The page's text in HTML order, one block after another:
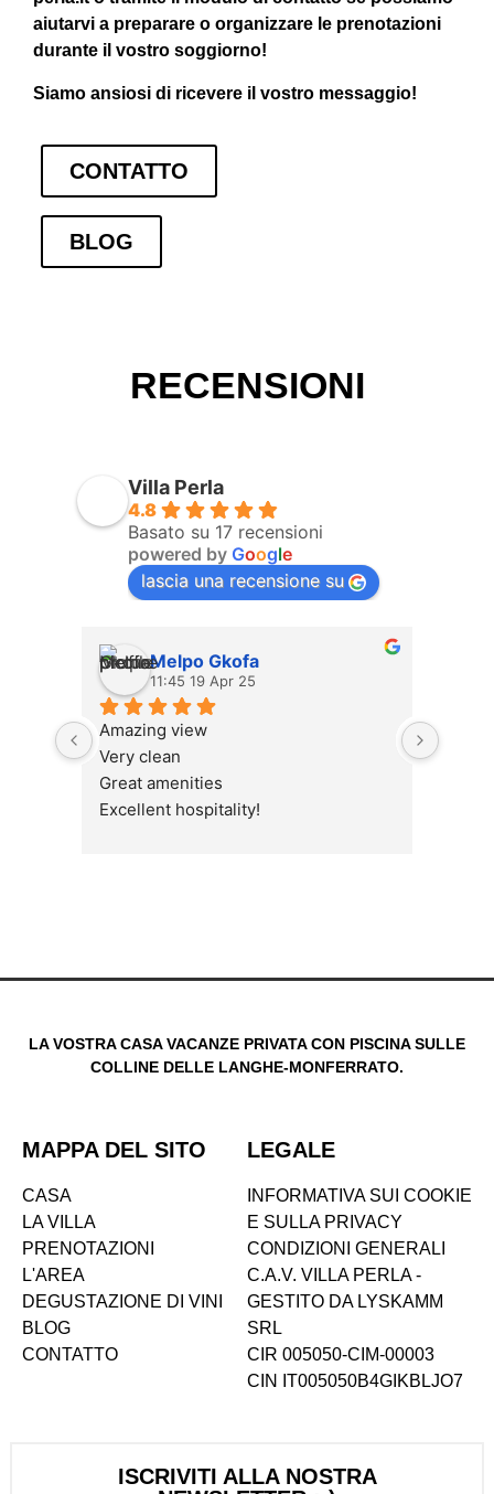
aiutarvi a preparare o organizzare le prenotazioni
durante il vostro soggiorno!
Siamo ansiosi di ricevere il vostro messaggio!
CONTATTO
BLOG
RECENSIONI
Villa Perla
4.8
Basato su 17 recensioni
powered by Google
lascia una recensione su
Melpo Gkofa
11:45 19 Apr 25
Amazing view
Very clean
Great amenities
Excellent hospitality!
LA VOSTRA CASA VACANZE PRIVATA CON PISCINA SULLE
COLLINE DELLE LANGHE-MONFERRATO.
MAPPA DEL SITO
CASA
LA VILLA
PRENOTAZIONI
L'AREA
DEGUSTAZIONE DI VINI
BLOG
CONTATTO
LEGALE
INFORMATIVA SUI COOKIE
E SULLA PRIVACY
CONDIZIONI GENERALI
C.A.V. VILLA PERLA -
GESTITO DA LYSKAMM
SRL
CIR 005050-CIM-00003
CIN IT005050B4GIKBLJO7
ISCRIVITI ALLA NOSTRA